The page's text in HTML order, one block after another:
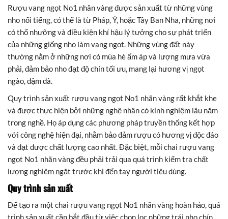
Rượu vang ngọt No1 nhãn vàng được sản xuất từ những vùng
nho nổi tiếng, có thể là từ Pháp, Ý, hoặc Tây Ban Nha, những nơi
có thổ nhưỡng và điều kiện khí hậu lý tưởng cho sự phát triển
của những giống nho làm vang ngọt. Những vùng đất này
thường nằm ở những nơi có mùa hè ấm áp và lượng mưa vừa
phải, đảm bảo nho đạt độ chín tối ưu, mang lại hương vị ngọt
ngào, đậm đà.
Quy trình sản xuất rượu vang ngọt No1 nhãn vàng rất khắt khe
và được thực hiện bởi những nghệ nhân có kinh nghiệm lâu năm
trong nghề. Họ áp dụng các phương pháp truyền thống kết hợp
với công nghệ hiện đại, nhằm bảo đảm rượu có hương vị độc đáo
và đạt được chất lượng cao nhất. Đặc biệt, mỗi chai rượu vang
ngọt No1 nhãn vàng đều phải trải qua quá trình kiểm tra chất
lượng nghiêm ngặt trước khi đến tay người tiêu dùng.
Quy trình sản xuất
Để tạo ra một chai rượu vang ngọt No1 nhãn vàng hoàn hảo, quá
trình sản xuất cần bắt đầu từ việc chọn lọc những trái nho chín